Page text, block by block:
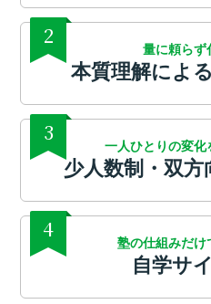
2
量に頼らず
本質理解によ
3
一人ひとりの変化
少人数制・双方
4
塾の仕組みだけ
自学サ